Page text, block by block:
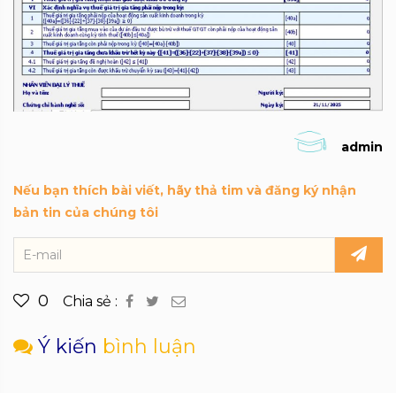
admin
Nếu bạn thích bài viết, hãy thả tim và đăng ký nhận
bản tin của chúng tôi
0 Chia sẻ :
Ý kiến bình luận